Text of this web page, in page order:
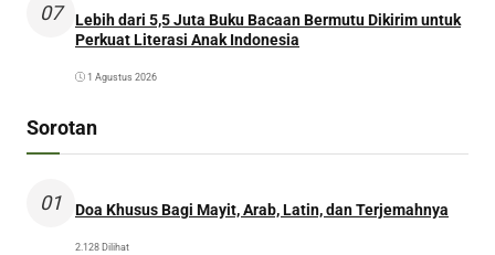
07
Lebih dari 5,5 Juta Buku Bacaan Bermutu Dikirim untuk
Perkuat Literasi Anak Indonesia
1 Agustus 2026
Sorotan
01 Doa Khusus Bagi Mayit, Arab, Latin, dan Terjemahnya
2.128 Dilihat